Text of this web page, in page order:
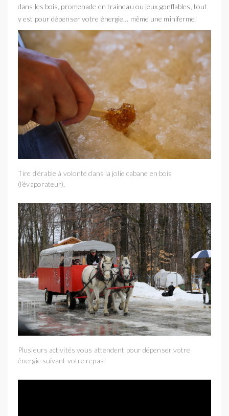
dans les bois, promenade en traineau ou jeux gonflables, tout
y est pour dépenser votre énergie… même une miniferme!
Tire d’érable à volonté dans la jolie cabane en bois
(l’évaporateur).
Plusieurs activités vous attendent pour dépenser votre
énergie suivant votre repas!